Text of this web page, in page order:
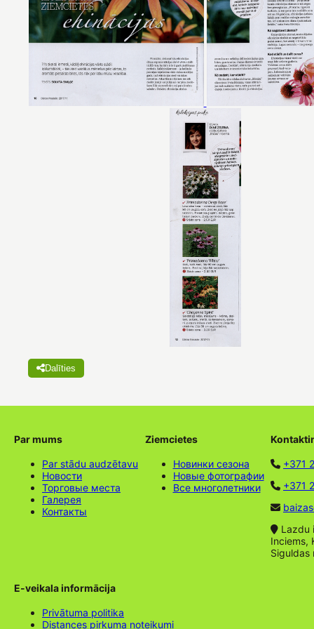
Dalīties
Par mums
Par stādu audzētavu
Новости
Торговые места
Галерея
Контакты
Ziemcietes
Новинки сезона
Новые фотографии
Все многолетники
+371
+371
Lazdu
Inciems,
Siguldas
E-veikala informācija
Privātuma politika
Distances pirkuma noteikumi